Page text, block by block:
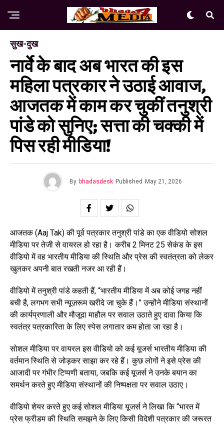
सुख-दुख
नार्वे के बाद अब भारत की इस
महिला पत्रकार ने उठाई आवाज,
आजतक में काम कर चुकीं तनुश्री
पांडे को सुनिए; सत्ता की चक्की में
पिस रही मीडिया!
By bhadasdesk Published May 21, 2026
आजतक (Aaj Tak) की पूर्व पत्रकार तनुश्री पांडे का एक वीडियो सोशल
मीडिया पर तेजी से वायरल हो रहा है। करीब 2 मिनट 25 सेकंड के इस
वीडियो में वह भारतीय मीडिया की स्थिति और प्रेस की स्वतंत्रता को लेकर
खुलकर अपनी बात रखती नजर आ रही हैं।
वीडियो में तनुश्री पांडे कहती हैं, “भारतीय मीडिया में अब कोई जगह नहीं
बची है, लगभग सभी न्यूज़रूम खरीदे जा चुके हैं।” उन्होंने मीडिया संस्थानों
की कार्यप्रणाली और मौजूदा माहौल पर सवाल उठाते हुए दावा किया कि
स्वतंत्र पत्रकारिता के लिए स्पेस लगातार कम होता जा रहा है।
सोशल मीडिया पर वायरल इस वीडियो को कई यूजर्स भारतीय मीडिया की
वर्तमान स्थिति से जोड़कर साझा कर रहे हैं। कुछ लोगों ने इसे प्रेस की
आजादी पर गंभीर टिप्पणी बताया, जबकि कई यूजर्स ने उनके बयान का
समर्थन करते हुए मीडिया संस्थानों की निष्पक्षता पर सवाल उठाए।
वीडियो शेयर करते हुए कई सोशल मीडिया यूजर्स ने लिखा कि “भारत में
प्रेस फ्रीडम की स्थिति समझने के लिए किसी विदेशी पत्रकार की जरूरत